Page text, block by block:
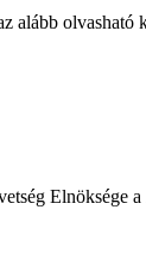
olvasható
Elnöksége